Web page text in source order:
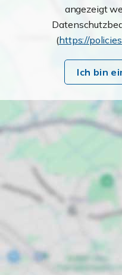
angezeigt
(https://
Ich bin